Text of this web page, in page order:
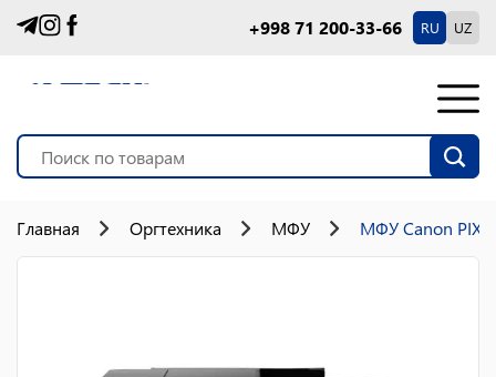
+998 71 200-33-66 RU UZ
Главная Оргтехника МФУ МФУ Canon